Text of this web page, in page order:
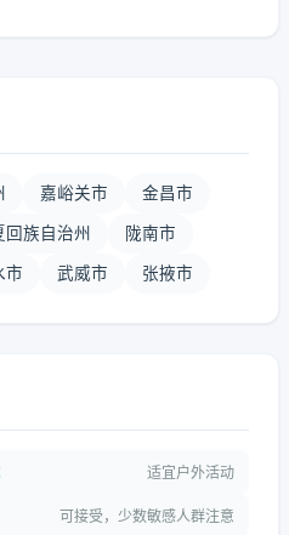
嘉峪关市 金昌市
回族自治州 陇南市
市 武威市 张掖市
适宜户外活动
可接受，少数敏感人群注意